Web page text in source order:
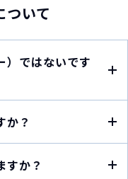
ついて
）ではないです
か？
すか？